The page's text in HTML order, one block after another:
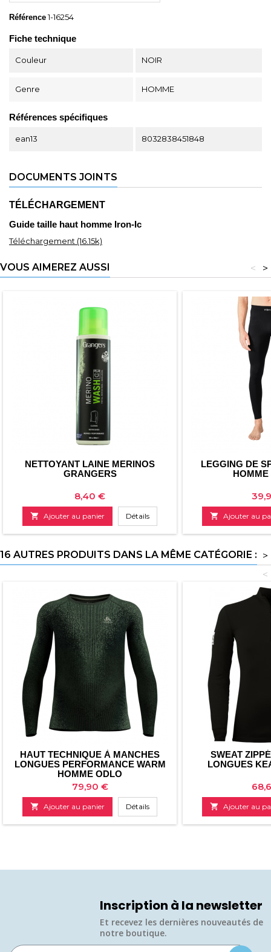
Référence 1-16254
Fiche technique
Couleur NOIR
Genre HOMME
Références spécifiques
ean13 8032838451848
DOCUMENTS JOINTS
TÉLÉCHARGEMENT
Guide taille haut homme Iron-Ic
Téléchargement (16.15k)
VOUS AIMEREZ AUSSI >
<
NETTOYANT LAINE MERINOS
GRANGERS
Prix
8,40 €
 Ajouter au panier Détails
LEGGING DE
HOMME
Prix
 Ajouter au
16 AUTRES PRODUITS DANS LA MÊME CATÉGORIE : >
<
HAUT TECHNIQUE À MANCHES
LONGUES PERFORMANCE WARM
HOMME ODLO
Prix
79,90 €
 Ajouter au panier Détails
SWEAT
LONGUES
Prix
 Ajouter au
Inscription à la newsletter
Et recevez les dernières nouveautés de
notre boutique.​